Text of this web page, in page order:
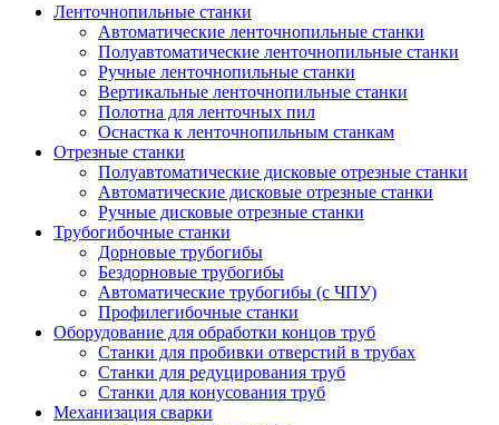
Ленточнопильные станки
Автоматические ленточнопильные станки
Полуавтоматические ленточнопильные станки
Ручные ленточнопильные станки
Вертикальные ленточнопильные станки
Полотна для ленточных пил
Оснастка к ленточнопильным станкам
Отрезные станки
Полуавтоматические дисковые отрезные станки
Автоматические дисковые отрезные станки
Ручные дисковые отрезные станки
Трубогибочные станки
Дорновые трубогибы
Бездорновые трубогибы
Автоматические трубогибы (с ЧПУ)
Профилегибочные станки
Оборудование для обработки концов труб
Станки для пробивки отверстий в трубах
Станки для редуцирования труб
Станки для конусования труб
Механизация сварки